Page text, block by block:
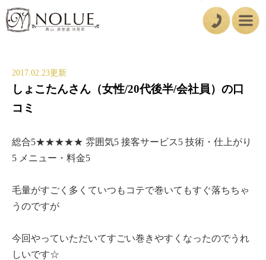
2017.02.23更新
しょこたんさん（女性/20代後半/会社員）の口
コミ
総合5★★★★★ 雰囲気5 接客サービス5 技術・仕上がり
5 メニュー・料金5
毛量がすごく多くていつもコテで巻いてもすぐ落ちちゃ
うのですが
今回やっていただいてすごい巻きやすくなったのでうれ
しいです☆